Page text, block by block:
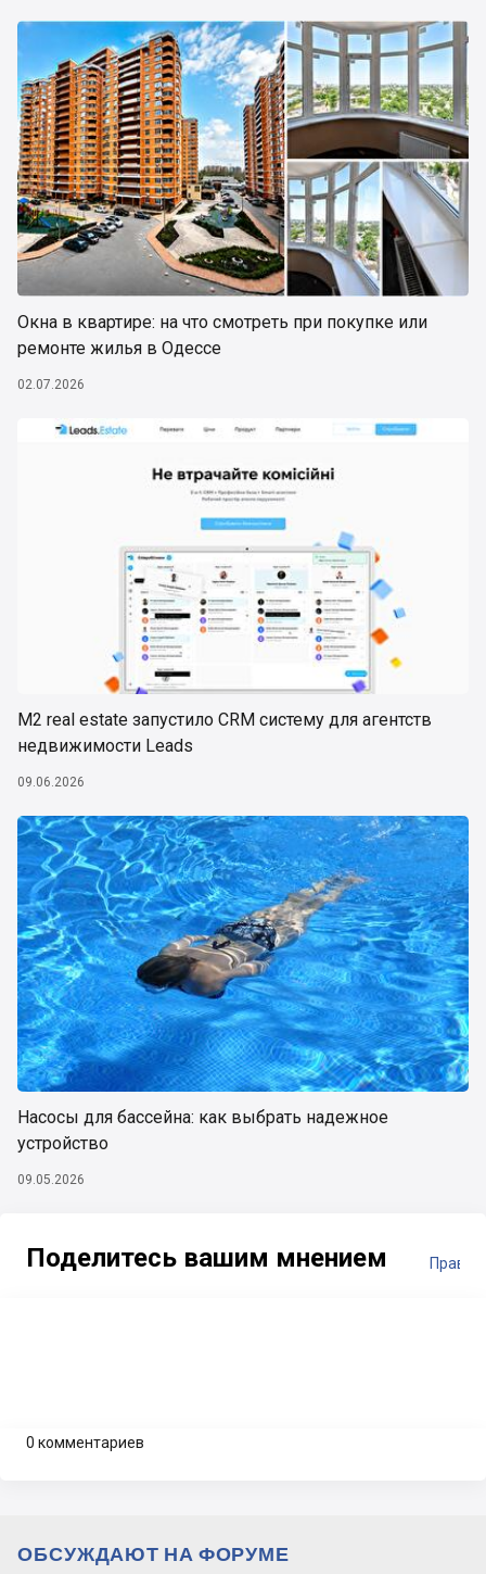
Окна в квартире: на что смотреть при покупке или
ремонте жилья в Одессе
02.07.2026
М2 real estate запустило CRM систему для агентств
недвижимости Leads
09.06.2026
Насосы для бассейна: как выбрать надежное
устройство
09.05.2026
Поделитесь вашим мнением
0 комментариев
ОБСУЖДАЮТ НА ФОРУМЕ